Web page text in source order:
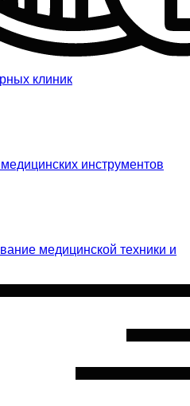
клиник
инструментов
медицинской техники и